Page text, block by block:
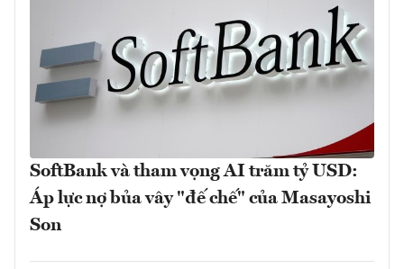
SoftBank và tham vọng AI trăm tỷ USD:
Áp lực nợ bủa vây "đế chế" của Masayoshi
Son